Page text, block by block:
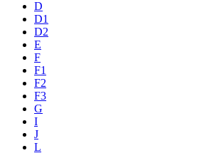
D
D1
D2
E
F
F1
F2
F3
G
I
J
L